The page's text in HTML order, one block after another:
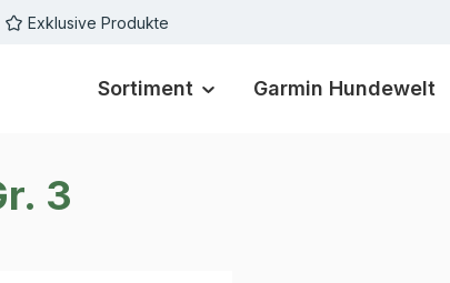
Exklusive Produkte
Sortiment Garmin Hundewelt
3